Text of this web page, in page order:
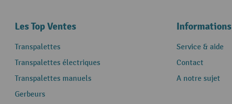
Les Top Ventes
Transpalettes
Transpalettes électriques
Transpalettes manuels
Gerbeurs
Informations
Service & aide
Contact
A notre sujet